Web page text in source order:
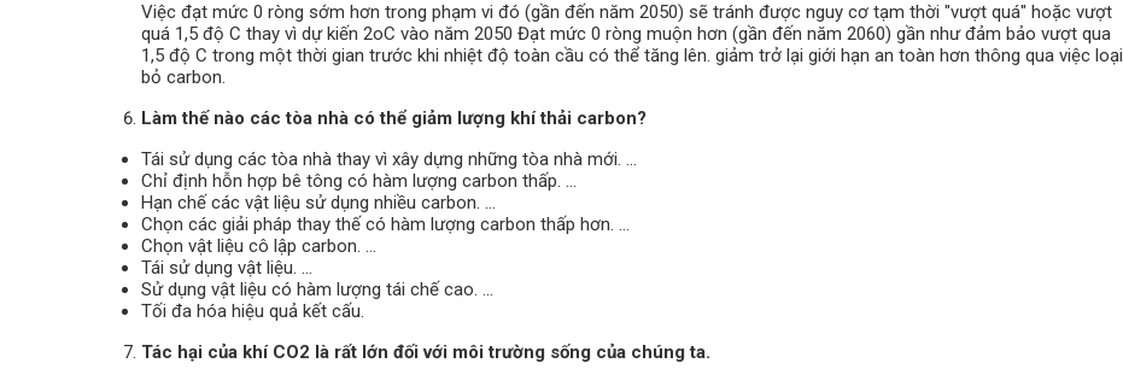
Việc đạt mức 0 ròng sớm hơn trong phạm vi đó (gần đến năm 2050) sẽ tránh được nguy cơ tạm thời "vượt quá" hoặc vượt
quá 1,5 độ C thay vì dự kiến 2oC vào năm 2050 Đạt mức 0 ròng muộn hơn (gần đến năm 2060) gần như đảm bảo vượt qua
1,5 độ C trong một thời gian trước khi nhiệt độ toàn cầu có thể tăng lên. giảm trở lại giới hạn an toàn hơn thông qua việc loại
bỏ carbon.
Làm thế nào các tòa nhà có thể giảm lượng khí thải carbon?
Tái sử dụng các tòa nhà thay vì xây dựng những tòa nhà mới. ...
Chỉ định hỗn hợp bê tông có hàm lượng carbon thấp. …
Hạn chế các vật liệu sử dụng nhiều carbon. ...
Chọn các giải pháp thay thế có hàm lượng carbon thấp hơn. ...
Chọn vật liệu cô lập carbon. ...
Tái sử dụng vật liệu. ...
Sử dụng vật liệu có hàm lượng tái chế cao. ...
Tối đa hóa hiệu quả kết cấu.
Tác hại của khí CO2 là rất lớn đối với môi trường sống của chúng ta.